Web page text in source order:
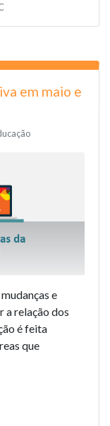
em maio e
e
a relação dos
é feita
que